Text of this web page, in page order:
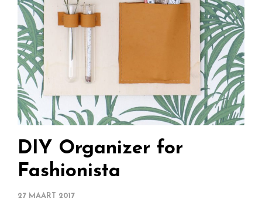
DIY Organizer for
Fashionista
27 MAART 2017